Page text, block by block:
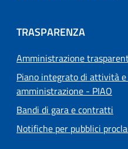
TRASPARENZA
Amministrazione
Piano integrato di attività
amministrazione - PIAO
Bandi di gara e contratti
Notifiche per pubblici